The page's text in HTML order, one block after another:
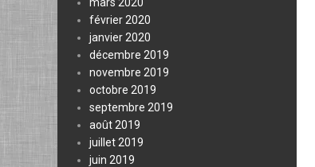
février 2020
janvier 2020
décembre 2019
novembre 2019
octobre 2019
septembre 2019
août 2019
juillet 2019
juin 2019